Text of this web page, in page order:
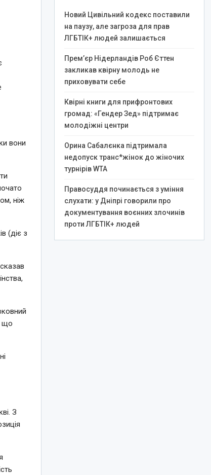
вони
ніж
(діє з
що
З
Новий Цивільний кодекс поставили
на паузу, але загроза для прав
ЛГБТІК+ людей залишається
Прем’єр Нідерландів Роб Єттен
закликав квірну молодь не
приховувати себе
Квірні книги для прифронтових
громад: «Гендер Зед» підтримає
молодіжні центри
Орина Сабалєнка підтримала
недопуск транс*жінок до жіночих
турнірів WTA
Правосуддя починається з уміння
слухати: у Дніпрі говорили про
документування воєнних злочинів
проти ЛГБТІК+ людей